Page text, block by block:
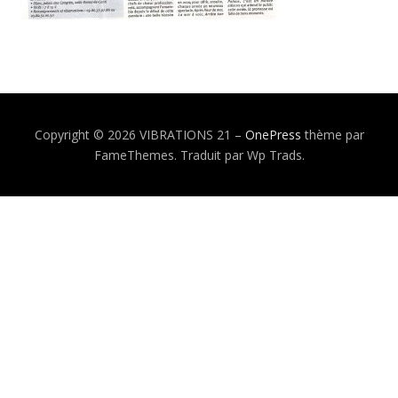
Copyright © 2026 VIBRATIONS 21 – OnePress thème par
FameThemes. Traduit par Wp Trads.